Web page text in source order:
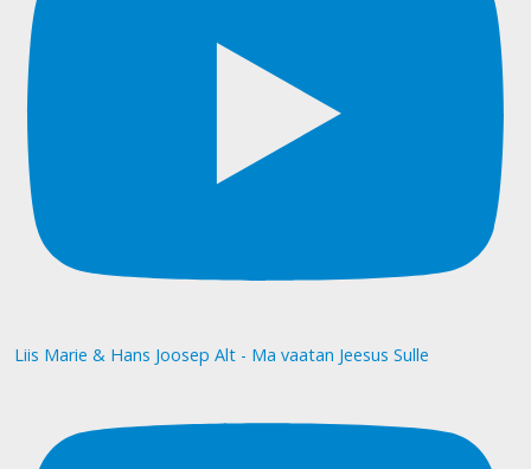
Liis Marie & Hans Joosep Alt - Ma vaatan Jeesus Sulle